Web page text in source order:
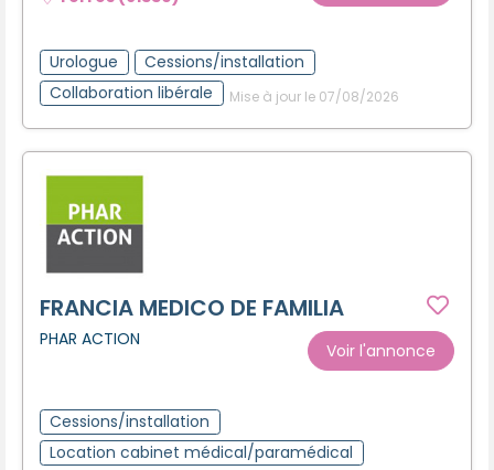
Urologue
Cessions/installation
Collaboration libérale
Mise à jour le 07/08/2026
FRANCIA MEDICO DE FAMILIA
PHAR ACTION
Voir l'annonce
Cessions/installation
Location cabinet médical/paramédical